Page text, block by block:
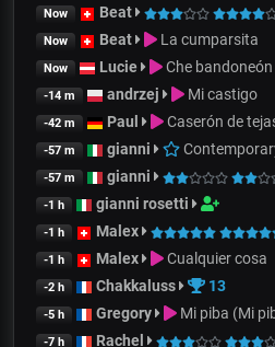
Now Beat
Now Beat La cumparsita
Now Lucie Che bandoneón
-14 m andrzej Mi castigo
-42 m Paul Caserón de
-57 m gianni
-57 m gianni
-1 h gianni rosetti
-1 h Malex
-1 h Malex Cualquier cosa
-2 h Chakkaluss 13
-5 h Gregory Mi piba (Mi
-7 h Rachel